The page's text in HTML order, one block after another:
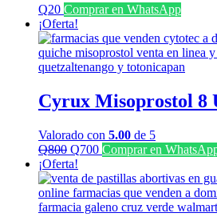
Q20 Comprar en WhatsApp
¡Oferta!
Cyrux Misoprostol 8
Valorado con 5.00 de 5
Q800 El
precio
original
era:
Q800.
Q700El
actual
es:
Q700.
Comprar en
¡Oferta!